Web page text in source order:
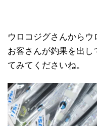
ウロコジグさんからウ
お客さんが釣果を出し
てみてくださいね。